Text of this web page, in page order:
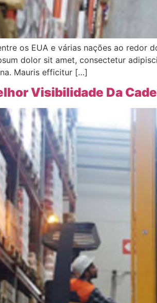
os EUA e várias nações ao redor
dolor sit amet, consectetur
Mauris efficitur […]
Visibilidade Da